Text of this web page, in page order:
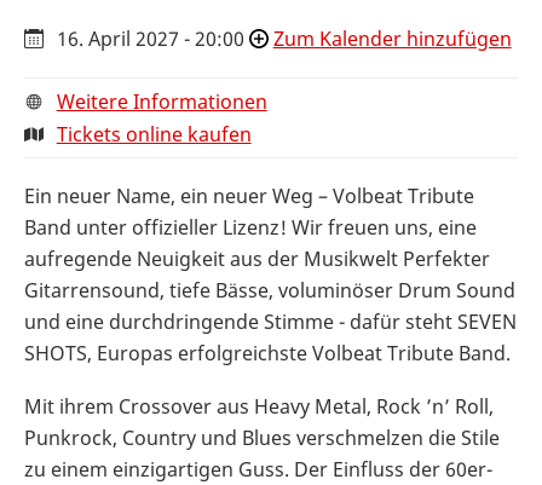
16. April 2027 - 20:00 Zum Kalender hinzufügen
Weitere Informationen
Tickets online kaufen
Ein neuer Name, ein neuer Weg – Volbeat Tribute
Band unter offizieller Lizenz! Wir freuen uns, eine
aufregende Neuigkeit aus der Musikwelt Perfekter
Gitarrensound, tiefe Bässe, voluminöser Drum Sound
und eine durchdringende Stimme - dafür steht SEVEN
SHOTS, Europas erfolgreichste Volbeat Tribute Band.
Mit ihrem Crossover aus Heavy Metal, Rock ’n’ Roll,
Punkrock, Country und Blues verschmelzen die Stile
zu einem einzigartigen Guss. Der Einfluss der 60er-